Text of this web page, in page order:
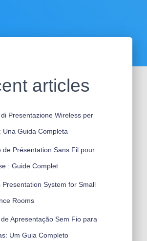
articles
Presentazione Wireless per
Una Guida Completa
de Présentation Sans Fil pour
: Guide Complet
Presentation System for Small
Rooms
Apresentação Sem Fio para
Um Guia Completo